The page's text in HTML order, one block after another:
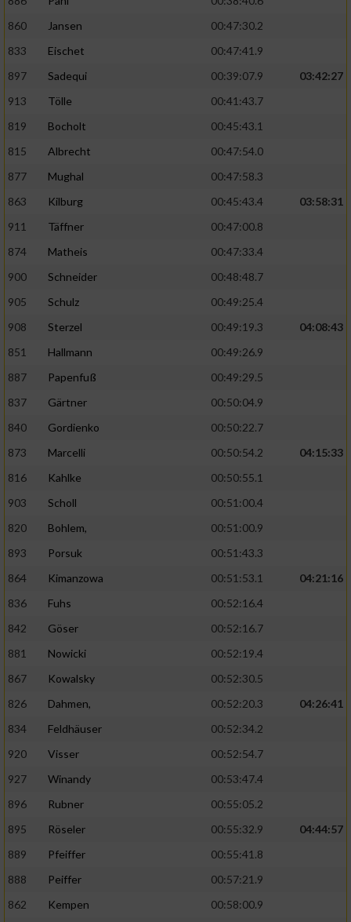
860
Jansen
00:47:30.2
833
Eischet
00:47:41.9
897
Sadequi 00:39:07.9
03:42:27
913
Tölle
00:41:43.7
819
Bocholt
00:45:43.1
815
Albrecht
00:47:54.0
877
Mughal
00:47:58.3
863
Kilburg 00:45:43.4
03:58:31
911
Täffner
00:47:00.8
874
Matheis
00:47:33.4
900
Schneider
00:48:48.7
905
Schulz
00:49:25.4
908
Sterzel 00:49:19.3
04:08:43
851
Hallmann
00:49:26.9
887
Papenfuß
00:49:29.5
837
Gärtner
00:50:04.9
840
Gordienko
00:50:22.7
873
Marcelli 00:50:54.2
04:15:33
816
Kahlke
00:50:55.1
903
Scholl
00:51:00.4
820
Bohlem,
00:51:00.9
893
Porsuk
00:51:43.3
864
Kimanzowa 00:51:53.1
04:21:16
836
Fuhs
00:52:16.4
842
Göser
00:52:16.7
881
Nowicki
00:52:19.4
867
Kowalsky
00:52:30.5
826
Dahmen, 00:52:20.3
04:26:41
834
Feldhäuser
00:52:34.2
920
Visser
00:52:54.7
927
Winandy
00:53:47.4
896
Rubner
00:55:05.2
895
Röseler 00:55:32.9
04:44:57
889
Pfeiffer
00:55:41.8
888
Peiffer
00:57:21.9
862
Kempen
00:58:00.9